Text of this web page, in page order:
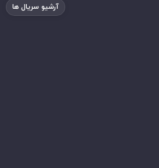
آرشیو سریال ها